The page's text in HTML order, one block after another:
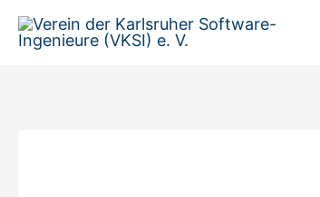
Zum
Inhalt